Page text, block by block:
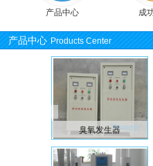
产品中心 成
产品中心 Products Center
臭氧发生器